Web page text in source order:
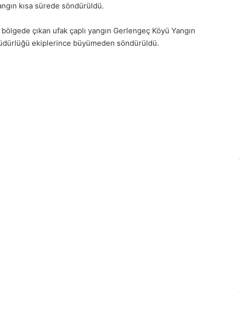
kısa sürede söndürüldü.
çıkan ufak çaplı yangın Gerlengeç Köyü Yangın
ekiplerince büyümeden söndürüldü.